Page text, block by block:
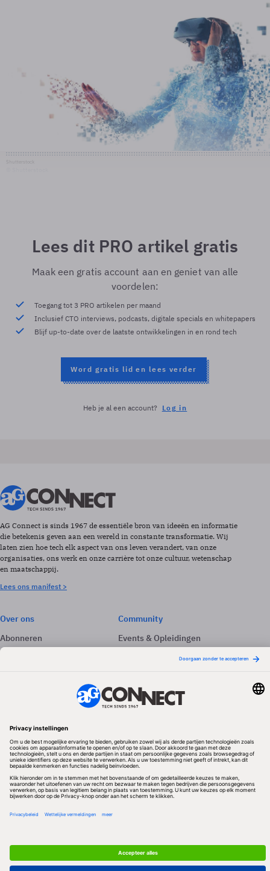
Lees dit PRO artikel gratis
Maak een gratis account aan en geniet van alle
voordelen:
Toegang tot 3 PRO artikelen per maand
Inclusief CTO interviews, podcasts, digitale specials en whitepapers
Blijf up-to-date over de laatste ontwikkelingen in en rond tech
Word gratis lid en lees verder
Heb je al een account? Log in
AG Connect is sinds 1967 de essentiële bron van ideeën en informatie
die betekenis geven aan een wereld in constante transformatie. Wij
laten zien hoe tech elk aspect van ons leven verandert, van onze
organisaties, ons werk en onze carrière tot onze cultuur, wetenschap
en maatschappij.
Lees ons manifest >
Over ons
Abonneren
Adverteren
Community
Events & Opleidingen
Volg ons
Redactionele partner
Algemene Voorwaarden & Copyrights